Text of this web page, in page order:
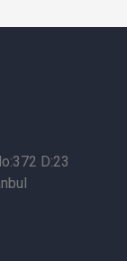
D:23